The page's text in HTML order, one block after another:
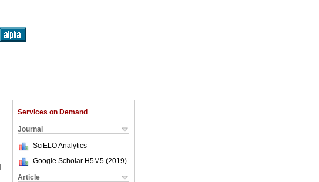
Services on Demand
Journal
SciELO Analytics
Google Scholar H5M5 (2019)
Article